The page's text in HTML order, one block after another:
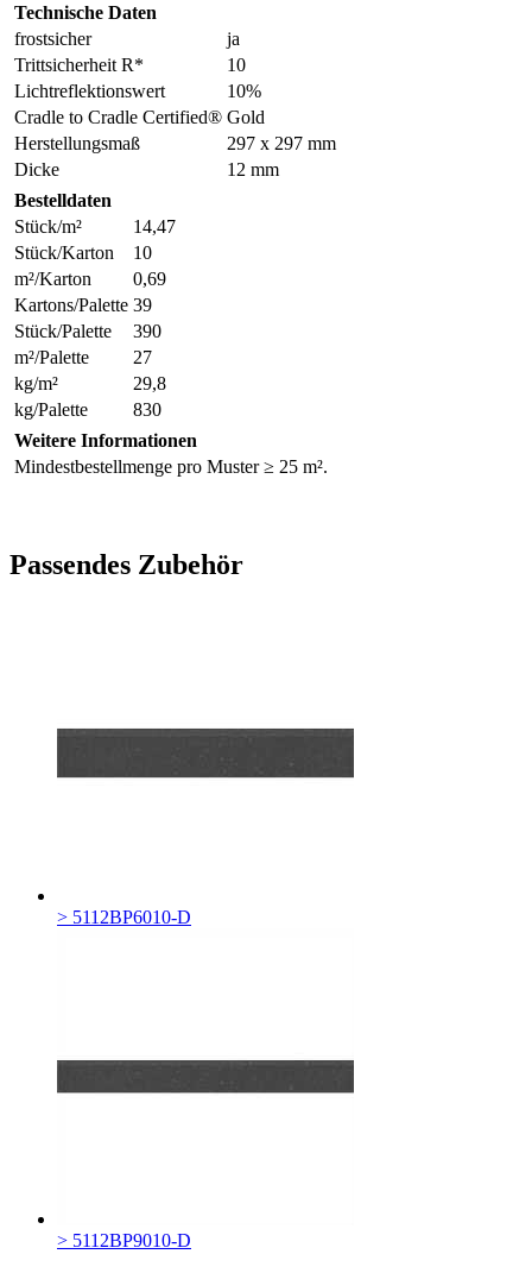
Technische Daten
frostsicher
ja
Trittsicherheit R*
10
Lichtreflektionswert
10%
Cradle to Cradle Certified® Gold
Herstellungsmaß
297 x 297 mm
Dicke
12 mm
Bestelldaten
Stück/m²
14,47
Stück/Karton
10
m²/Karton
0,69
Kartons/Palette 39
Stück/Palette
390
m²/Palette
27
kg/m²
29,8
kg/Palette
830
Weitere Informationen
Mindestbestellmenge pro Muster ≥ 25 m².
Passendes Zubehör
> 5112BP6010-D
> 5112BP9010-D